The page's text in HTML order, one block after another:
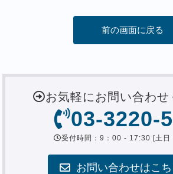
前の画面に戻る
お気軽にお問い合わせ
03-3220-
受付時間：9：00 - 17:30 [土日
お問い合わせはこち